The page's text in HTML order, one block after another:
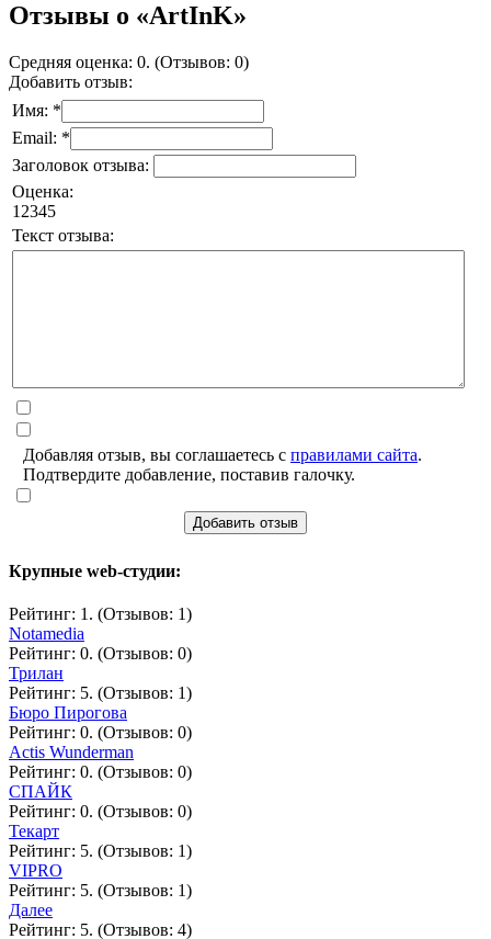
Отзывы о «ArtInK»
Средняя оценка: 0. (Отзывов: 0)
Добавить отзыв:
Имя: *
Email: *
Заголовок отзыва:
Оценка:
1 2345
Текст отзыва:
Добавляя отзыв, вы соглашаетесь с правилами сайта.
Подтвердите добавление, поставив галочку.
Добавить отзыв
Крупные web-студии:
Рейтинг: 1. (Отзывов: 1)
Notamedia
Рейтинг: 0. (Отзывов: 0)
Трилан
Рейтинг: 5. (Отзывов: 1)
Бюро Пирогова
Рейтинг: 0. (Отзывов: 0)
Actis Wunderman
Рейтинг: 0. (Отзывов: 0)
СПАЙК
Рейтинг: 0. (Отзывов: 0)
Текарт
Рейтинг: 5. (Отзывов: 1)
VIPRO
Рейтинг: 5. (Отзывов: 1)
Далее
Рейтинг: 5. (Отзывов: 4)